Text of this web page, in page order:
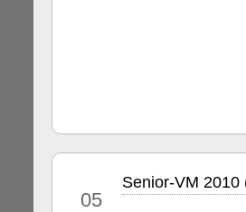
05
Senior-VM